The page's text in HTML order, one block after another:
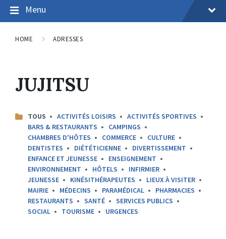
Menu
HOME ADRESSES
JUJITSU
CATEGORIES:
TOUS ACTIVITÉS LOISIRS
ACTIVITÉS SPORTIVES
BARS & RESTAURANTS
CAMPINGS
CHAMBRES D'HÔTES
COMMERCE
CULTURE
DENTISTES
DIÉTÉTICIENNE
DIVERTISSEMENT
ENFANCE ET JEUNESSE
ENSEIGNEMENT
ENVIRONNEMENT
HÔTELS
INFIRMIER
JEUNESSE
KINÉSITHÉRAPEUTES
LIEUX À VISITER
MAIRIE
MÉDECINS PARAMÉDICAL
PHARMACIES
RESTAURANTS
SANTÉ
SERVICES PUBLICS
SOCIAL
TOURISME URGENCES